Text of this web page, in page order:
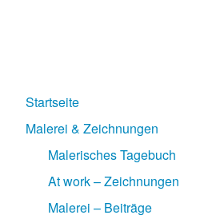
Startseite
Malerei & Zeichnungen
Malerisches Tagebuch
At work – Zeichnungen
Malerei – Beiträge